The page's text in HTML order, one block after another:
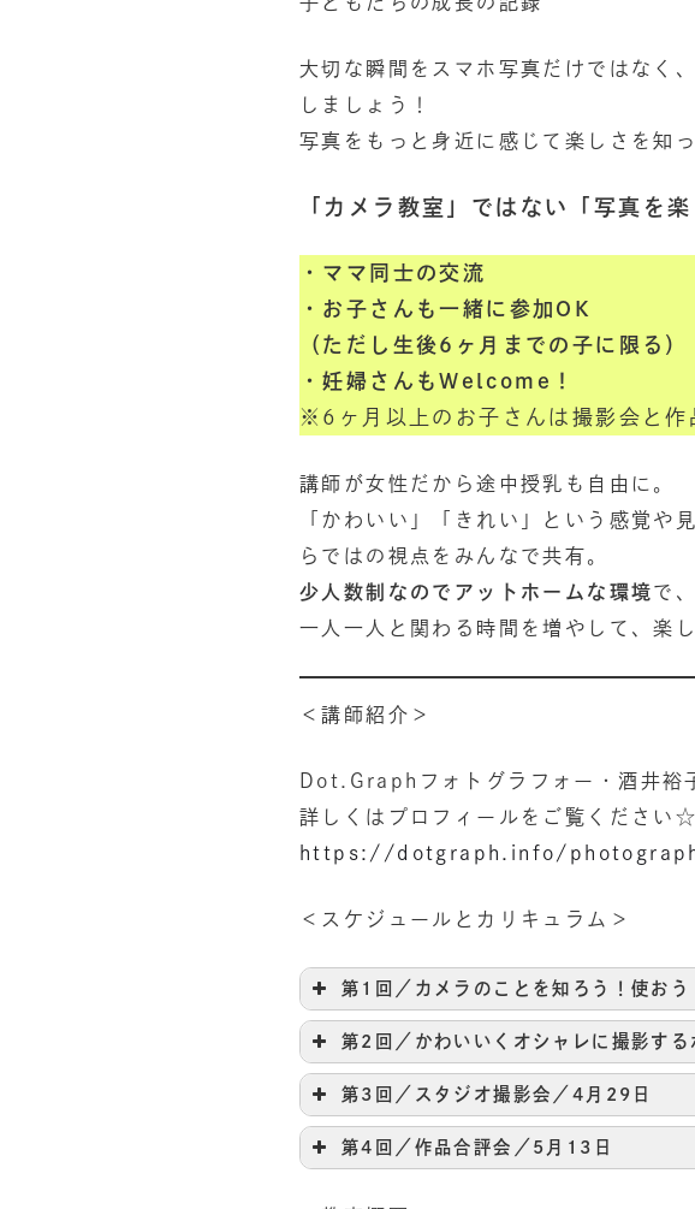
大切な瞬間をスマホ写真だけではなく
しましょう！
写真をもっと身近に感じて楽しさを知
「カメラ教室」ではない「写真を
・ママ同士の交流
・お子さんも一緒に参加OK
（ただし生後6ヶ月までの子に限る）
・妊婦さんもWelcome！
※6ヶ月以上のお子さんは撮影会と作
講師が女性だから途中授乳も自由に。
「かわいい」「きれい」という感覚や
らではの視点をみんなで共有。
少人数制なのでアットホームな環境で
一人一人と関わる時間を増やして、楽
＜講師紹介＞
Dot.Graphフォトグラフォー・酒井裕
詳しくはプロフィールをご覧ください☆
https://dotgraph.info/
＜スケジュールとカリキュラム＞
第1回／カメラのことを知ろう！使おう
第2回／かわいいくオシャレに撮影す
第3回／スタジオ撮影会／4月29日
第4回／作品合評会／5月13日